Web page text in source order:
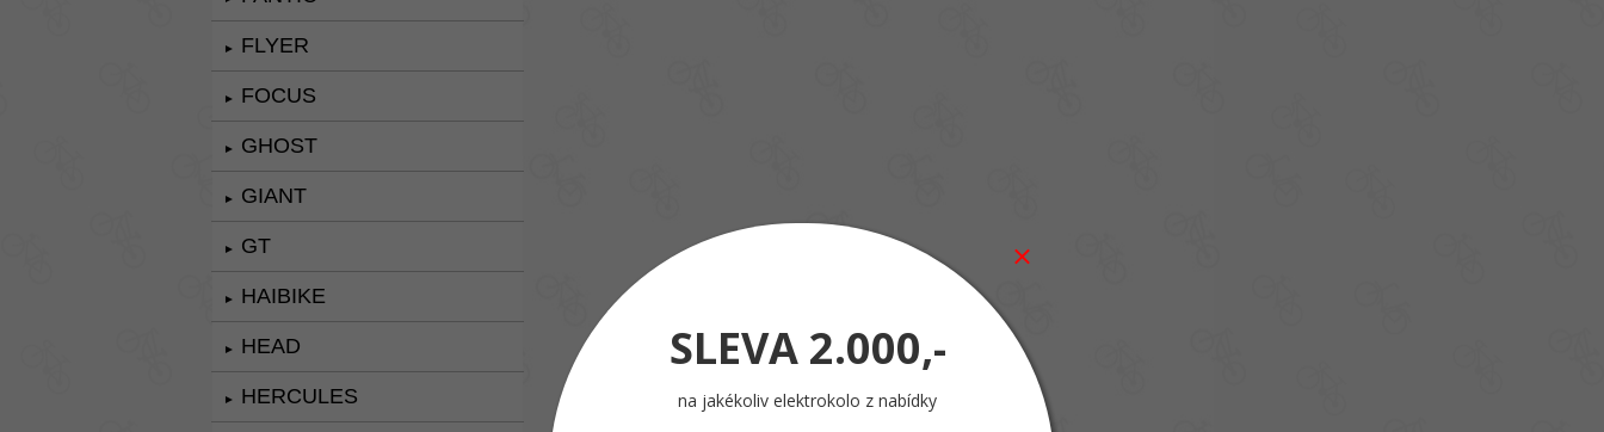
► FLYER
► FOCUS
► GHOST
► GIANT
► GT
► HAIBIKE
► HEAD
► HERCULES
SLEVA 2.000,-
na jakékoliv elektrokolo z nabídky